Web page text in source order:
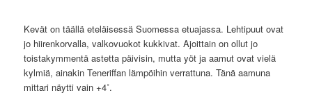
Kevät on täällä eteläisessä Suomessa etuajassa. Lehtipuut ovat
jo hiirenkorvalla, valkovuokot kukkivat. Ajoittain on ollut jo
toistakymmentä astetta päivisin, mutta yöt ja aamut ovat vielä
kylmiä, ainakin Teneriffan lämpöihin verrattuna. Tänä aamuna
mittari näytti vain +4˚.